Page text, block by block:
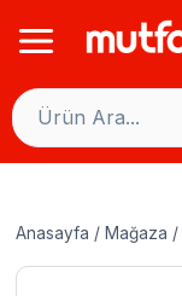
Anasayfa / Mağaza /